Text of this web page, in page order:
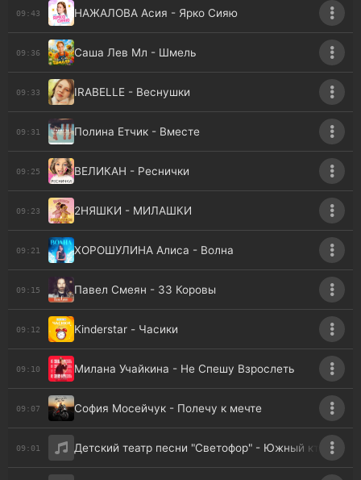
09:43 НАЖАЛОВА Асия - Ярко Сияю
09:36 Саша Лев Мл - Шмель
09:33 IRABELLE - Веснушки
09:31 Полина Етчик - Вместе
09:25 ВЕЛИКАН - Реснички
09:23 2НЯШКИ - МИЛАШКИ
09:21 ХОРОШУЛИНА Алиса - Волна
09:15 Павел Смеян - 33 Коровы
09:12 Kinderstar - Часики
09:10 Милана Учайкина - Не Спешу Взрослеть
09:07 София Мосейчук - Полечу к мечте
09:01 Детский театр песни "Светофор" - Южный ктототам